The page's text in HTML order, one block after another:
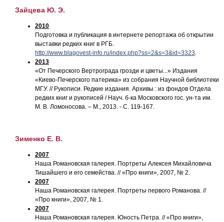
Зайцева Ю. Э.
2010
Подготовка и публикация в интернете репортажа об открытии
выставки редких книг в РГБ.
http://www.blagovest-info.ru/index.php?ss=2&s=3&id=3323
2013
«От Печерского Вертрограда грозди и цветы...» Издания
«Киево-Печерского патерика» из собрания Научной библиотеки
МГУ. // Рукописи. Редкие издания. Архивы : из фондов Отдела
редких книг и рукописей / Науч. б-ка Московского гос. ун-та им.
М. В. Ломоносова. – М., 2013. - С. 119-167.
Зименко Е. В.
2007
Наша Романовская галерея. Портреты Алексея Михайловича
Тишайшего и его семейства. // «Про книги», 2007, № 2.
2007
Наша Романовская галерея. Портреты первого Романова. //
«Про книги», 2007, № 1.
2007
Наша Романовская галерея. Юность Петра. // «Про книги»,